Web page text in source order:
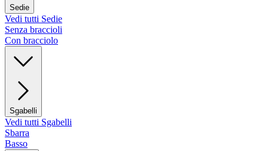
Sedie
Vedi tutti Sedie
Senza braccioli
Con bracciolo
Sgabelli
Vedi tutti Sgabelli
Sbarra
Basso